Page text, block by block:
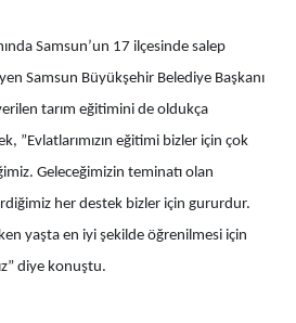
Samsun’un 17 ilçesinde salep
Samsun Büyükşehir Belediye Başkanı
tarım eğitimini de oldukça
”Evlatlarımızın eğitimi bizler için çok
Geleceğimizin teminatı olan
her destek bizler için gururdur.
yaşta en iyi şekilde öğrenilmesi için
diye konuştu.